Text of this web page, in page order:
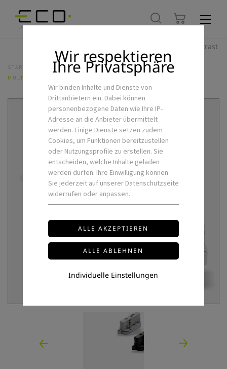
Hoher Kontrast
STARTSEITE LED-SCHIENENSYSTEME
3PH-SCHIENENSYSTEM
MULTI-ADAPTER-5
Wir respektieren
Ihre Privatsphäre
Wir binden Inhalte und Dienste von
Drittanbietern ein. Dabei können
personenbezogene Daten wie Ihre IP-
Adresse an die Anbieter übermittelt
werden. Einige Dienste setzen zudem
Cookies, um Funktionen bereitzustellen
oder Nutzungsprofile zu erstellen. Sie
entscheiden, welche Inhalte geladen
werden dürfen. Ihre Einwilligung können
Sie jederzeit auf unserer Datenschutzseite
widerrufen oder anpassen.
Individuelle Einstellungen